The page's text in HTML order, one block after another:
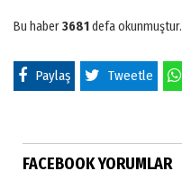
Bu haber3681defa okunmuştur.
Paylaş Tweetle
FACEBOOK YORUMLAR